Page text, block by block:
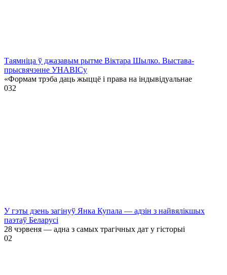
Таямніца ў джазавым рытме Віктара Шылко. Выстава-
прысвячэнне УНАВІСу
«Формам трэба даць жыццё і права на індывідуальнае
032
У гэты дзень загінуў Янка Купала — адзін з найвялікшых
паэтаў Беларусі
28 чэрвеня — адна з самых трагічных дат у гісторыі
02